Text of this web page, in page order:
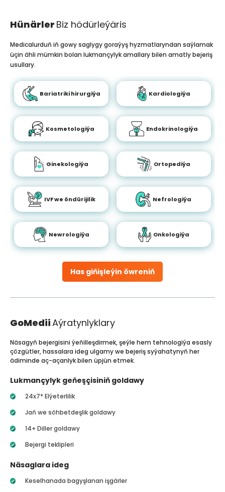
Hünärler Biz hödürleýäris
Has giňişleýin öwreniň
Medicalurduň iň gowy saglygy goraýyş hyzmatlaryndan saýlamak
üçin ähli mümkin bolan lukmançylyk amallary bilen amatly bejeriş
usullary.
Bariatriki hirurgiýa Kardiologiýa
Kosmetologiýa Endokrinologiýa
Ginekologiýa Ortopediýa
IVF we öndürijilik Nefrologiýa
Newrologiýa Onkologiýa
GoMediiAýratynlyklary
Näsagyň bejergisini ýeňilleşdirmek, şeýle hem tehnologiýa esasly
çözgütler, hassalara ideg ulgamy we bejeriş syýahatynyň her
ädiminde aç-açanlyk bilen üpjün etmek.
Lukmançylyk geňeşçisiniň goldawy
24x7* Elýeterlilik
Jaň we söhbetdeşlik goldawy
14+ Diller goldawy
Bejergi teklipleri
Näsaglara ideg
Keselhanada bagyşlanan işgärler